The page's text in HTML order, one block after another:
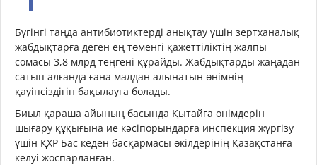
Бүгінгі таңда антибиотиктерді анықтау үшін зертханалық
жабдықтарға деген ең төменгі қажеттіліктің жалпы
сомасы 3,8 млрд теңгені құрайды. Жабдықтарды жаңадан
сатып алғанда ғана малдан алынатын өнімнің
қауіпсіздігін бақылауға болады.
Биыл қараша айының басында Қытайға өнімдерін
шығару құқығына ие кәсіпорындарға инспекция жүргізу
үшін ҚХР Бас кеден басқармасы өкілдерінің Қазақстанға
келуі жоспарланған.